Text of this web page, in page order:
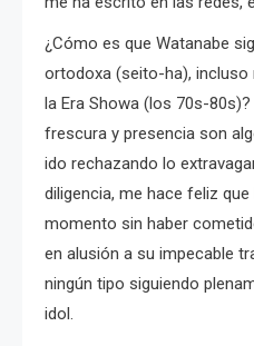
¿Cómo es que Watanabe
ortodoxa (seito-ha),
la Era Showa (los 70s-
frescura y presencia son
ido rechazando lo
diligencia, me hace feliz
momento sin haber
en alusión a su impecable
ningún tipo siguiendo
idol.